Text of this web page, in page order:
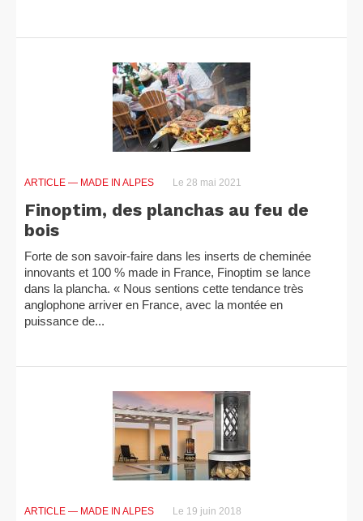
ARTICLE — MADE IN ALPES Le 28 mai 2021
Finoptim, des planchas au feu de
bois
Forte de son savoir-faire dans les inserts de cheminée
innovants et 100 % made in France, Finoptim se lance
dans la plancha. « Nous sentions cette tendance très
anglophone arriver en France, avec la montée en
puissance de...
ARTICLE — MADE IN ALPES Le 19 juin 2018